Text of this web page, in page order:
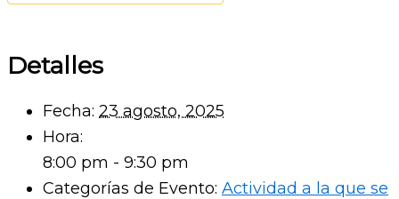
Detalles
Fecha: 23 agosto, 2025
Hora:
8:00 pm - 9:30 pm
Categorías de Evento: Actividad a la que se